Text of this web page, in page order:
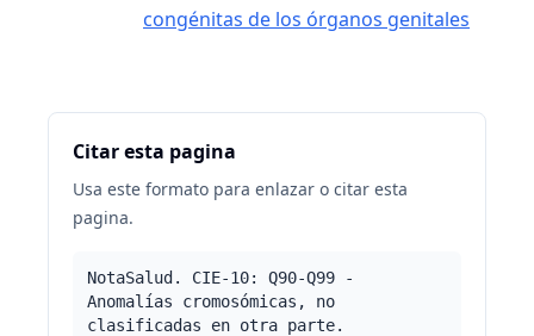
congénitas de los órganos genitales
Citar esta pagina
Usa este formato para enlazar o citar esta
pagina.
NotaSalud. CIE-10: Q90-Q99 -
Anomalías cromosómicas, no
clasificadas en otra parte.